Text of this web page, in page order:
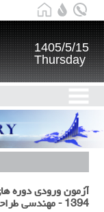
1405/5/15
Thursday
آزمون ورودی دوره
1394 - مهندسی طراحی محیط زیست- کد 1287